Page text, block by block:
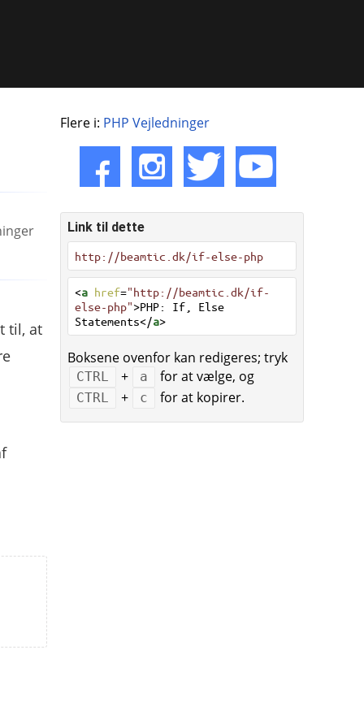
til, at
Flere i: PHP Vejledninger
Link til dette
http://beamtic.dk/if-else-php
<a href="http://beamtic.dk/if-
else-php">PHP: If, Else
Statements</a>
Boksene ovenfor kan redigeres; tryk
CTRL + a for at vælge, og
CTRL + c for at kopirer.